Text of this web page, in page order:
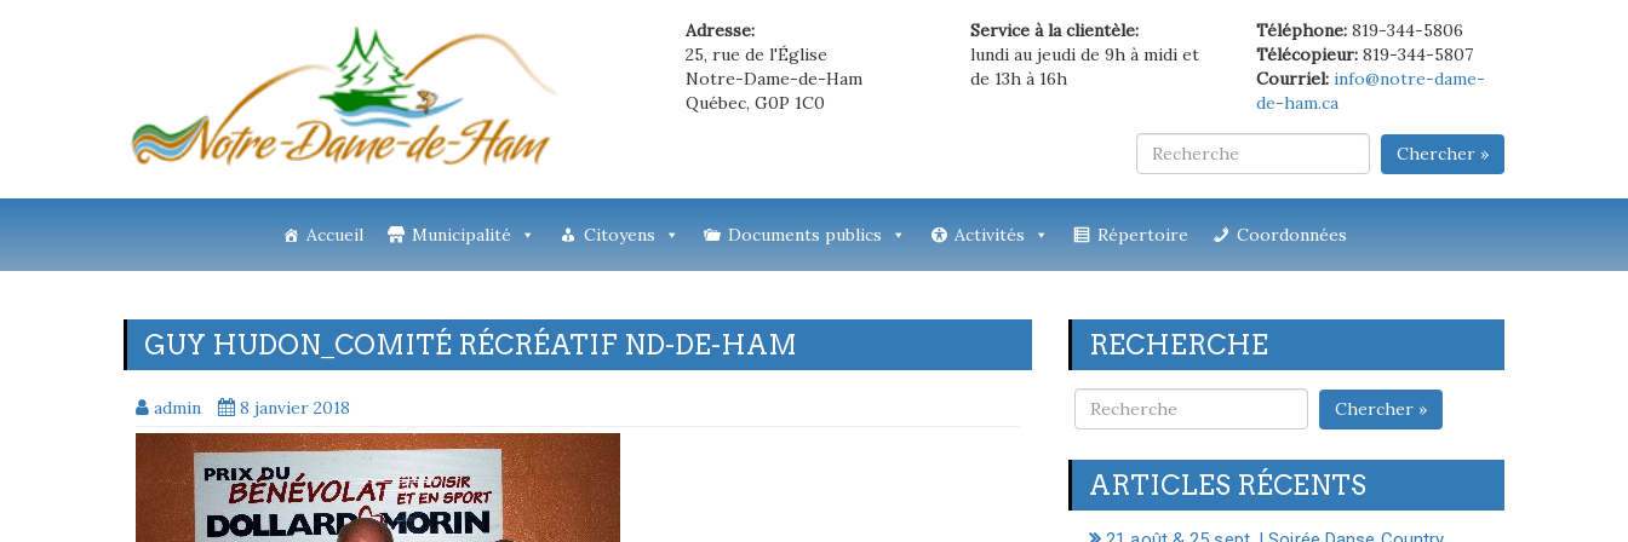
Adresse:
25, rue de l'Église
Notre-Dame-de-Ham
Québec, G0P 1C0
Service à la clientèle:
lundi au jeudi de 9h à midi et
de 13h à 16h
Téléphone:819-344-5806
Télécopieur:819-344-5807
Courriel: info@notre-dame-
de-ham.ca
Chercher »
Accueil Municipalité Citoyens Documents publics Activités Répertoire Coordonnées
GUY HUDON_COMITÉ RÉCRÉATIF ND-DE-HAM
admin 8 janvier 2018
RECHERCHE
Chercher »
ARTICLES RÉCENTS